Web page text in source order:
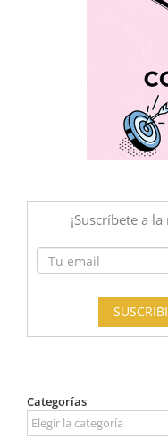
Categorías
Categorías